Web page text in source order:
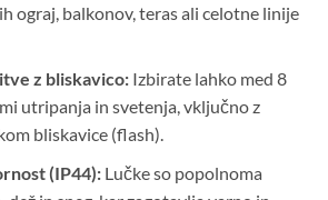
ograj, balkonov, teras ali celotne linije
z bliskavico:Izbirate lahko med 8
utripanja in svetenja, vključno z
bliskavice (flash).
(IP44):Lučke so popolnoma